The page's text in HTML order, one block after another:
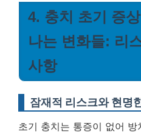
4. 충치 초기 증
나는 변화들: 리
사항
잠재적 리스크와 현명
초기 충치는 통증이 없어